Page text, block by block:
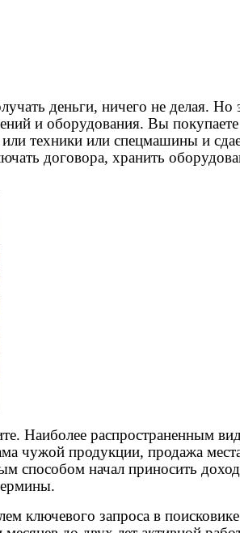
деньги, ничего не делая. Но
и оборудования. Вы
техники или спецмашины и
договора, хранить
Наиболее распространенным
чужой продукции, продажа
способом начал приносить
ключевого запроса в